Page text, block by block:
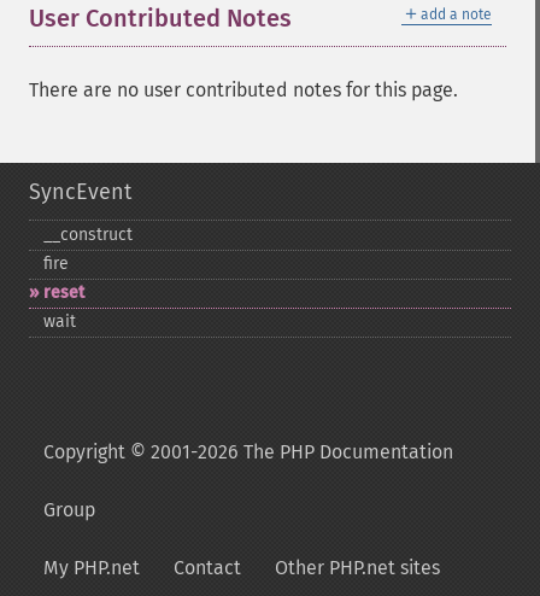
＋ add a note
User Contributed Notes
There are no user contributed notes for this page.
SyncEvent
_​_​construct
fire
reset
wait
Copyright © 2001-2026 The PHP Documentation
Group
My PHP.net Contact Other PHP.net sites